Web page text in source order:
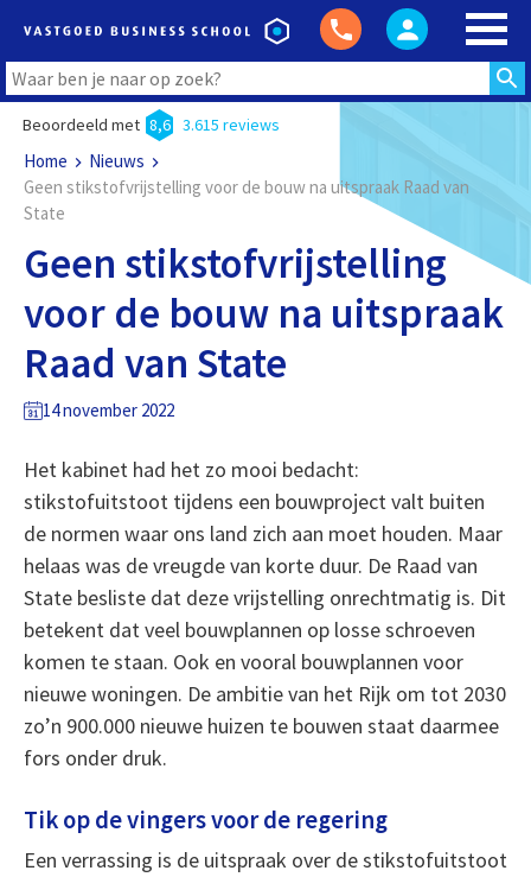
Beoordeeld met 8,6 3.615 reviews
Home
Nieuws
Geen stikstofvrijstelling voor de bouw na uitspraak Raad van
State
Geen stikstofvrijstelling
voor de bouw na uitspraak
Raad van State
14 november 2022
Het kabinet had het zo mooi bedacht:
stikstofuitstoot tijdens een bouwproject valt buiten
de normen waar ons land zich aan moet houden. Maar
helaas was de vreugde van korte duur. De Raad van
State besliste dat deze vrijstelling onrechtmatig is. Dit
betekent dat veel bouwplannen op losse schroeven
komen te staan. Ook en vooral bouwplannen voor
nieuwe woningen. De ambitie van het Rijk om tot 2030
zo’n 900.000 nieuwe huizen te bouwen staat daarmee
fors onder druk.
Tik op de vingers voor de regering
Een verrassing is de uitspraak over de stikstofuitstoot